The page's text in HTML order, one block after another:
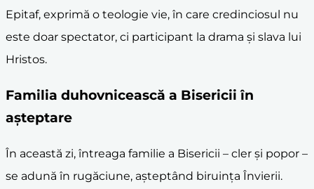
Epitaf, exprimă o teologie vie, în care credinciosul nu
este doar spectator, ci participant la drama și slava lui
Hristos.
Familia duhovnicească a Bisericii în
așteptare
În această zi, întreaga familie a Bisericii – cler și popor –
se adună în rugăciune, așteptând biruința Învierii.